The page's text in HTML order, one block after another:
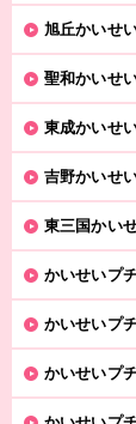
旭丘かいせ
聖和かいせ
東成かいせ
吉野かいせ
東三国かい
かいせいプ
かいせいプ
かいせいプ